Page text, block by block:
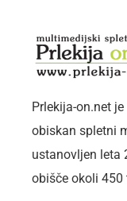
ČETRTEK, 6.
Prlekija-on.net
obiskan spletni
ustanovljen leta
obišče okoli 450